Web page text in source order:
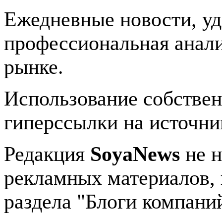
Ежедневные новости,
профессиональная
рынке.
Использование
гиперссылки на
Редакция SoyaNews не
рекламных
раздела "Блоги